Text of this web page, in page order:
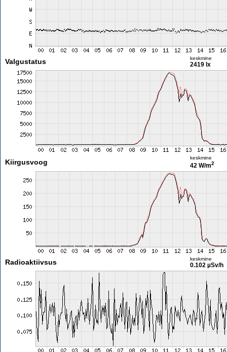
Valgustatus keskmine
2419 lx
Kiirgusvoog
keskmine
42 W/m2
Radioaktiivsus keskmine
0.102 µSv/h